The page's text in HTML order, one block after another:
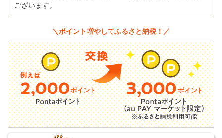
ございます。
＼ポイント増やしてふるさと納税！／